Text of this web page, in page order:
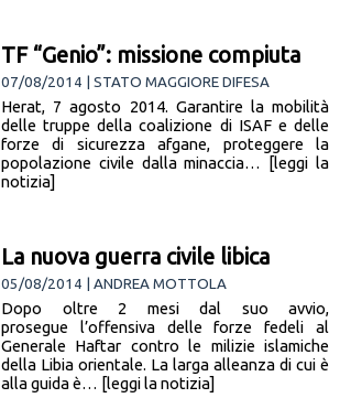
TF “Genio”: missione compiuta
07/08/2014 | STATO MAGGIORE DIFESA
Herat, 7 agosto 2014. Garantire la mobilità
delle truppe della coalizione di ISAF e delle
forze di sicurezza afgane, proteggere la
popolazione civile dalla minaccia… [leggi la
notizia]
La nuova guerra civile libica
05/08/2014 | ANDREA MOTTOLA
Dopo oltre 2 mesi dal suo avvio,
prosegue l’offensiva delle forze fedeli al
Generale Haftar contro le milizie islamiche
della Libia orientale. La larga alleanza di cui è
alla guida è… [leggi la notizia]